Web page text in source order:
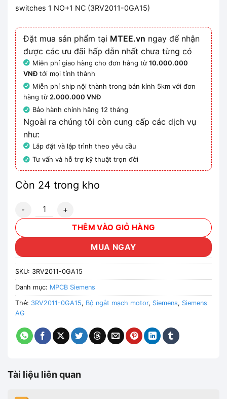
switches 1 NO+1 NC (3RV2011-0GA15)
Đặt mua sản phẩm tại MTEE.vn ngay để nhận
được các ưu đãi hấp dẫn nhất chưa từng có
Miễn phí giao hàng cho đơn hàng từ10.000.000
VNĐ tới mọi tỉnh thành
Miễn phí ship nội thành trong bán kính 5km với đơn
hàng từ2.000.000 VNĐ
Bảo hành chính hãng 12 tháng
Ngoài ra chúng tôi còn cung cấp các dịch vụ
như:
Lắp đặt và lập trình theo yêu cầu
Tư vấn và hỗ trợ kỹ thuật trọn đời
Còn 24 trong kho
3RV2011-0GA15 Bộ ngắt mạch bảo vệ motor size S00 số
THÊM VÀO GIỎ HÀNG
MUA NGAY
SKU: 3RV2011-0GA15
Danh mục: MPCB Siemens
Thẻ: 3RV2011-0GA15, Bộ ngắt mạch motor, Siemens, Siemens
AG
Tài liệu liên quan